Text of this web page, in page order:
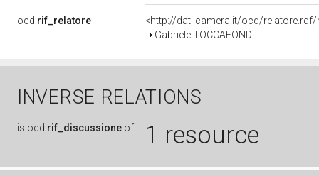
ocd:rif_relatore
<http://dati.camera.it/ocd/relatore.rdf/
Gabriele TOCCAFONDI
INVERSE RELATIONS
is ocd:rif_discussione of 1 resource